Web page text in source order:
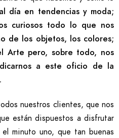
día en tendencias y moda;
curiosos todo lo que nos
de los objetos, los colores;
Arte pero, sobre todo, nos
a este oficio de la
nuestros clientes, que nos
están dispuestos a disfrutar
minuto uno, que tan buenas